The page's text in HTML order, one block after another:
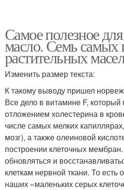
Самое полезное
масло. Семь самых
растительных
Изменить размер текста:
К такому выводу пришел
Все дело в витамине F, который
отложением холестерина в
числе самых мелких
мозг), а также олеиновой
построении клеточных
обновляться и
клеткам нервной ткани. То есть
наших «маленьких серых